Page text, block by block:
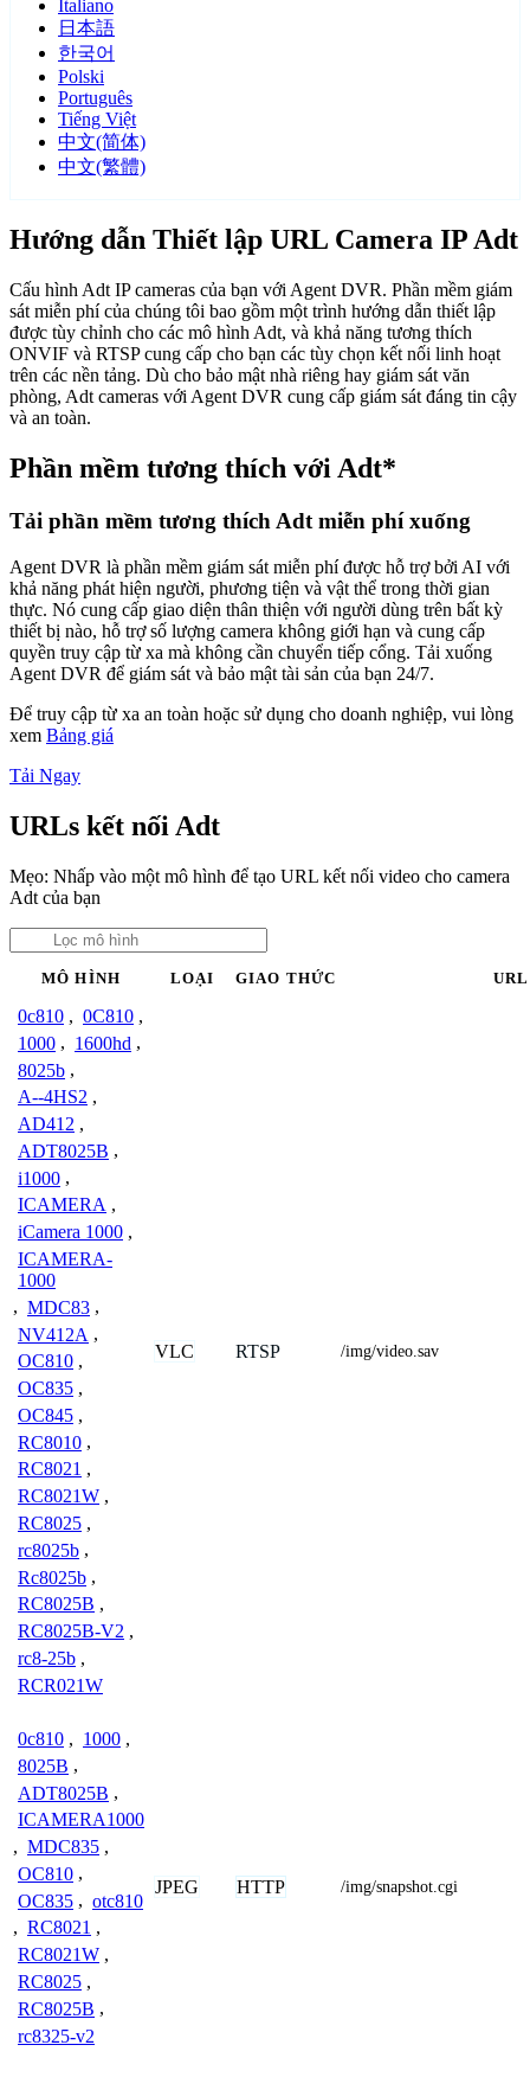
Italiano
日本語
한국어
Polski
Português
Tiếng Việt
中文(简体)
中文(繁體)
Hướng dẫn Thiết lập URL Camera IP Adt
Cấu hình Adt IP cameras của bạn với Agent DVR. Phần mềm giám
sát miễn phí của chúng tôi bao gồm một trình hướng dẫn thiết lập
được tùy chỉnh cho các mô hình Adt, và khả năng tương thích
ONVIF và RTSP cung cấp cho bạn các tùy chọn kết nối linh hoạt
trên các nền tảng. Dù cho bảo mật nhà riêng hay giám sát văn
phòng, Adt cameras với Agent DVR cung cấp giám sát đáng tin cậy
và an toàn.
Phần mềm tương thích với Adt*
Tải phần mềm tương thích Adt miễn phí xuống
Agent DVR là phần mềm giám sát miễn phí được hỗ trợ bởi AI với
khả năng phát hiện người, phương tiện và vật thể trong thời gian
thực. Nó cung cấp giao diện thân thiện với người dùng trên bất kỳ
thiết bị nào, hỗ trợ số lượng camera không giới hạn và cung cấp
quyền truy cập từ xa mà không cần chuyển tiếp cổng. Tải xuống
Agent DVR để giám sát và bảo mật tài sản của bạn 24/7.
Để truy cập từ xa an toàn hoặc sử dụng cho doanh nghiệp, vui lòng
xem Bảng giá
Tải Ngay
URLs kết nối Adt
Mẹo: Nhấp vào một mô hình để tạo URL kết nối video cho camera
Adt của bạn
MÔ HÌNH LOẠI GIAO THỨC URL
0c810 , 0C810 ,
1000 , 1600hd ,
8025b ,
A--4HS2 ,
AD412 ,
ADT8025B ,
i1000 ,
ICAMERA ,
iCamera 1000 ,
ICAMERA-
1000
, MDC83 ,
NV412A ,
OC810 ,
OC835 ,
OC845 ,
RC8010 ,
RC8021 ,
RC8021W ,
RC8025 ,
rc8025b ,
Rc8025b ,
RC8025B ,
RC8025B-V2 ,
rc8-25b ,
RCR021W
VLC RTSP /img/video.sav
0c810 , 1000 ,
8025B ,
ADT8025B ,
ICAMERA1000
, MDC835 ,
OC810 ,
OC835 , otc810
, RC8021 ,
RC8021W ,
RC8025 ,
RC8025B ,
rc8325-v2
JPEG HTTP /img/snapshot.cgi